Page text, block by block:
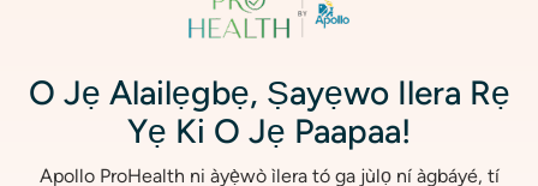
O Jẹ Alailẹgbẹ, Ṣayẹwo Ilera Rẹ
Yẹ Ki O Jẹ Paapaa!
Apollo ProHealth ni àyẹ̀wò ìlera tó ga jùlọ ní àgbáyé, tí